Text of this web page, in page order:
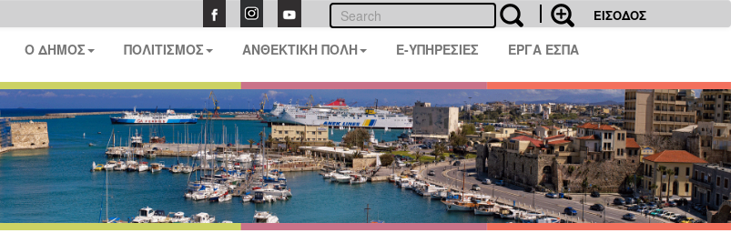
ΕΙΣΟΔΟΣ
Ο ΔΗΜΟΣ ΠΟΛΙΤΙΣΜΟΣ ΑΝΘΕΚΤΙΚΗ ΠΟΛΗ E-ΥΠΗΡΕΣΙΕΣ ΕΡΓΑ ΕΣΠΑ